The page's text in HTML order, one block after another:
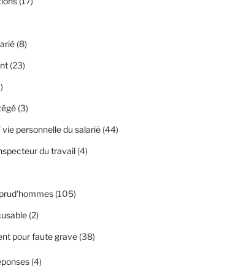
(8)
(23)
(3)
personnelle du salarié(44)
du travail(4)
(105)
(2)
pour faute grave(38)
(4)